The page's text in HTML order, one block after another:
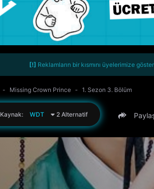
[!] Reklamların bir kısmını üyelerimize
Missing Crown Prince 1. Sezon 3. Bölüm
Kaynak: WDT 2 Alternatif